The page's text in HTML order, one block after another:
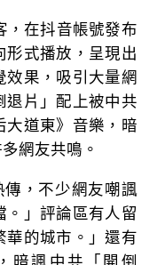
，在抖音帳號發布
形式播放，呈現出
果，吸引大量網
退片」配上被中共
大道東》音樂，暗
網友共鳴。
，不少網友嘲諷
。」評論區有人留
華的城市。」還有
暗諷中共「開倒